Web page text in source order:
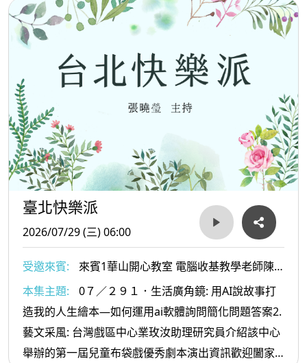
臺北快樂派
2026/07/29 (三) 06:00
受邀來賓:
來賓1華山開心教室 電腦收基教學老師陳
仙妮老師 2台灣戲曲中心業玫汝助理研究員
本集主題:
0７／２９１．生活廣角鏡: 用AI說故事打
造我的人生繪本—如何運用ai軟體詢問簡化問題答案2.
藝文采風: 台灣戲區中心業玫汝助理研究員介紹該中心
舉辦的第一屆兒童布袋戲優秀劇本演出資訊歡迎闔家